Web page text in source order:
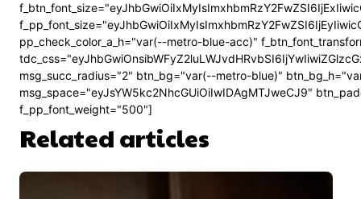
pp_check_color_a_h="var(--metro-blue-acc)"
msg_succ_radius="2" btn_bg="var(--metro-blue)"
msg_space="eyJsYW5kc2NhcGUiOiIwIDAgMTJweCJ9"
f_pp_font_weight="500"]
Related articles